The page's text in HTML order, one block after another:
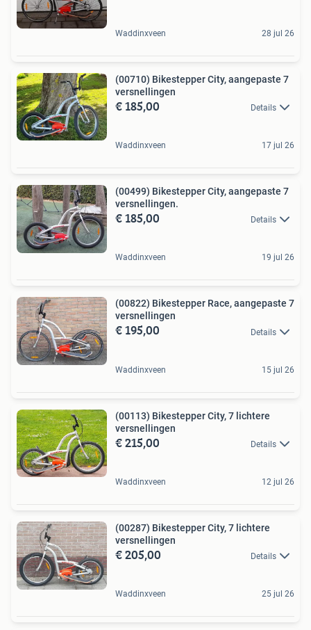
Waddinxveen 28 jul 26
(00710) Bikestepper City, aangepaste 7
versnellingen
€ 185,00 Details
Waddinxveen 17 jul 26
(00499) Bikestepper City, aangepaste 7
versnellingen.
€ 185,00 Details
Waddinxveen 19 jul 26
(00822) Bikestepper Race, aangepaste 7
versnellingen
€ 195,00 Details
Waddinxveen 15 jul 26
(00113) Bikestepper City, 7 lichtere
versnellingen
€ 215,00 Details
Waddinxveen 12 jul 26
(00287) Bikestepper City, 7 lichtere
versnellingen
€ 205,00 Details
Waddinxveen 25 jul 26